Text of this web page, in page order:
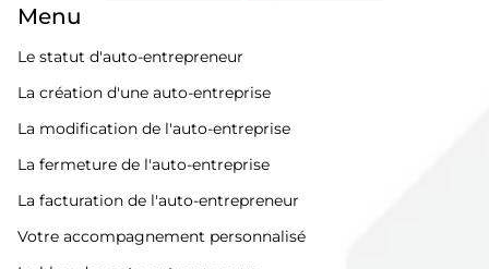
Menu
Le statut d'auto-entrepreneur
La création d'une auto-entreprise
La modification de l'auto-entreprise
La fermeture de l'auto-entreprise
La facturation de l'auto-entrepreneur
Votre accompagnement personnalisé